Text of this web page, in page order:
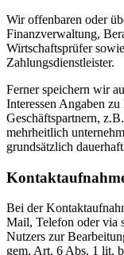
Wir offenbaren oder
Finanzverwaltung,
Wirtschaftsprüfer
Zahlungsdienstleister.
Ferner speichern wir
Interessen Angaben
Geschäftspartnern,
mehrheitlich
grundsätzlich
Bei der
Mail, Telefon oder via
Nutzers zur
gem. Art. 6 Abs. 1 lit.